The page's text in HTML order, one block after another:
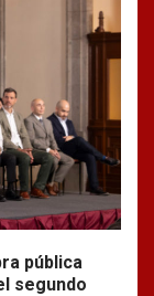
pública
segundo